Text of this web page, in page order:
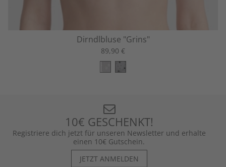
Dirndlbluse "Grins"
89,90 €
10€ GESCHENKT!
Registriere dich jetzt für unseren Newsletter und erhalte
einen 10€ Gutschein.
JETZT ANMELDEN